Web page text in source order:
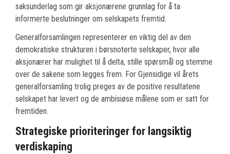
saksunderlag som gir aksjonærene grunnlag for å ta
informerte beslutninger om selskapets fremtid.
Generalforsamlingen representerer en viktig del av den
demokratiske strukturen i børsnoterte selskaper, hvor alle
aksjonærer har mulighet til å delta, stille spørsmål og stemme
over de sakene som legges frem. For Gjensidige vil årets
generalforsamling trolig preges av de positive resultatene
selskapet har levert og de ambisiøse målene som er satt for
fremtiden.
Strategiske prioriteringer for langsiktig
verdiskaping